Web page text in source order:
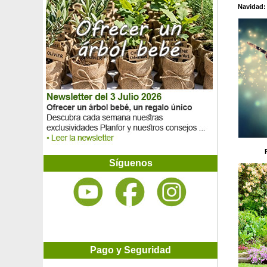
Equinácea purpurea
Equinácea roja
Equinácea rosa
Equinácea 'Secret Romance'
Equiseto de invierno, Equiseto americana
Eriostemon con hojas de Myoporum
Escalonia 'Iveyi'
Escalonia organiensis 'Aureovariegata'
Escalonia roja
Escalonia rosa
Esparraguera de Sprenger, Espuma de mar
Esparto 'Pony Tails'
Espina de fuego Naranjo
Espina de fuego Rojo
Espino amarillo
Espino amarillo
Espino cerval
Espliego de jardín
Estoraque, Styrax
Síguenos
Pago y Seguridad